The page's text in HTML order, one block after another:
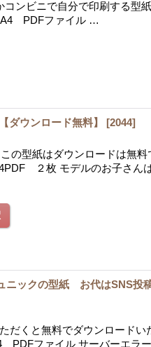
コンビニで自分で印刷する型
PDFファイル …
ダウンロード無料】 [2044]
の型紙はダウンロードは無料
２枚 モデルのお子さん
ニックの型紙 お代はSNS投
だくと無料でダウンロード
ファイル サーバーエラ